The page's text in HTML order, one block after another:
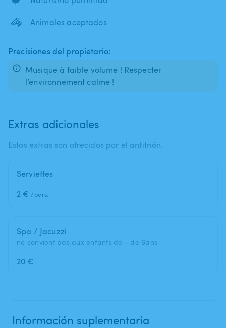
🦓 Animales aceptados
Precisiones del propietario:
Musique à faible volume ! Respecter
l’environnement calme !
Extras adicionales
Estos extras son ofrecidos por el anfitrión.
Serviettes
2 € /pers.
Spa / Jacuzzi
ne convient pas aux enfants de - de 6ans
20 €
Información suplementaria